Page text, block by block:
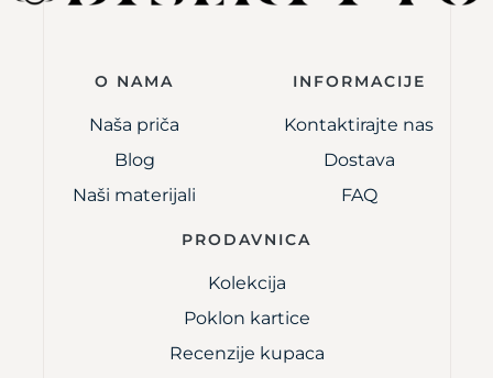
O NAMA
Naša priča
Blog
Naši materijali
INFORMACIJE
Kontaktirajte nas
Dostava
FAQ
PRODAVNICA
Kolekcija
Poklon kartice
Recenzije kupaca